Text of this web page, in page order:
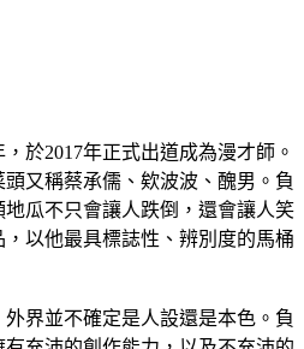
，於2017年正式出道成為漫才師。
又稱蔡承儒、欸波波、醜男。負
瓜不只會讓人跌倒，還會讓人笑
以他最具標誌性、辨別度的馬桶
界並不確定是人設還是本色。負